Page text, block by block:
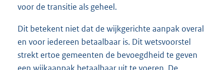
voor de transitie als geheel.
Dit betekent niet dat de wijkgerichte aanpak overal
en voor iedereen betaalbaar is. Dit wetsvoorstel
strekt ertoe gemeenten de bevoegdheid te geven